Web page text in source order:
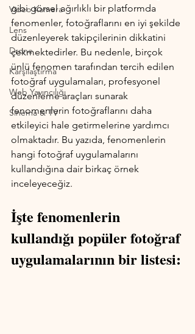
Video Kamera
Lens
Drone
Karşılaştırma
Web Yayıncılığı
Sinema & TV
gibi görsel ağırlıklı bir platformda
fenomenler, fotoğraflarını en iyi şekilde
düzenleyerek takipçilerinin dikkatini
çekmektedirler. Bu nedenle, birçok
ünlü fenomen tarafından tercih edilen
fotoğraf uygulamaları, profesyonel
düzenleme araçları sunarak
fenomenlerin fotoğraflarını daha
etkileyici hale getirmelerine yardımcı
olmaktadır. Bu yazıda, fenomenlerin
hangi fotoğraf uygulamalarını
kullandığına dair birkaç örnek
inceleyeceğiz.
İşte fenomenlerin
kullandığı popüler fotoğraf
uygulamalarının bir listesi: